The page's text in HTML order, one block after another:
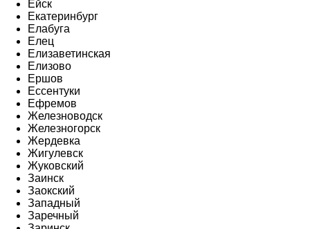
Ейск
Екатеринбург
Елабуга
Елец
Елизаветинская
Елизово
Ершов
Ессентуки
Ефремов
Железноводск
Железногорск
Жердевка
Жигулевск
Жуковский
Заинск
Заокский
Западный
Заречный